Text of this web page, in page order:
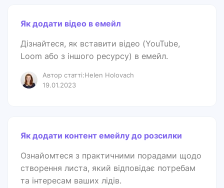
Як додати відео в емейл
Дізнайтеся, як вставити відео (YouTube,
Loom або з іншого ресурсу) в емейл.
Автор статті:Helen Holovach
19.01.2023
Як додати контент емейлу до розсилки
Ознайомтеся з практичними порадами щодо
створення листа, який відповідає потребам
та інтересам ваших лідів.